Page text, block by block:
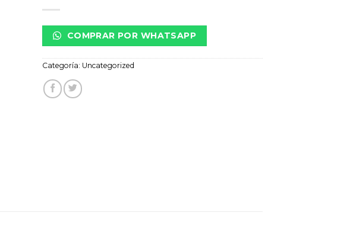
COMPRAR POR WHATSAPP
Categoría: Uncategorized